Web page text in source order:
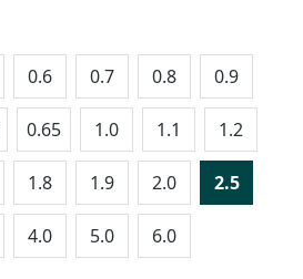
0.6 0.7 0.8 0.9
0.65 1.0 1.1 1.2
1.8 1.9 2.0 2.5
4.0 5.0 6.0